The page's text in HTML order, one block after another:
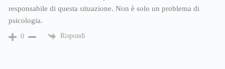
responsabile di questa situazione. Non è solo un problema di
psicologia.
0 Rispondi